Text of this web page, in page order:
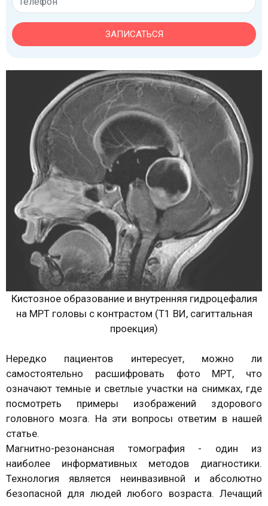
ЗАПИСАТЬСЯ
Кистозное образование и внутренняя гидроцефалия
на МРТ головы с контрастом (Т1 ВИ, сагиттальная
проекция)
Нередко пациентов интересует, можно ли
самостоятельно расшифровать фото МРТ, что
означают темные и светлые участки на снимках, где
посмотреть примеры изображений здорового
головного мозга. На эти вопросы ответим в нашей
статье.
Магнитно-резонансная томография - один из
наиболее информативных методов диагностики.
Технология является неинвазивной и абсолютно
безопасной для людей любого возраста. Лечащий